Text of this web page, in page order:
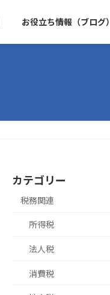
お役立ち情報（ブログ）
カテゴリー
税務関連
所得税
法人税
消費税